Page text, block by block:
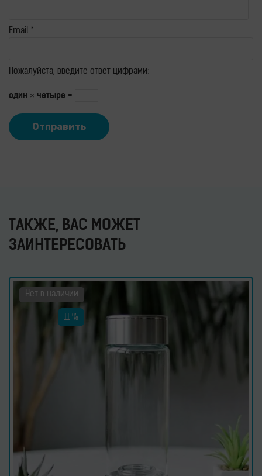
Email *
Пожалуйста, введите ответ цифрами:
один × четыре =
ТАКЖЕ, ВАС МОЖЕТ
ЗАИНТЕРЕСОВАТЬ
Нет в наличии
11 %